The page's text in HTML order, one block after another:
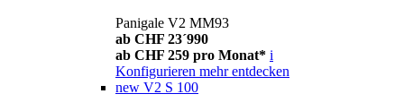
Panigale V2 MM93
ab CHF 23´990
ab CHF 259 pro Monat* i
Konfigurieren mehr entdecken
new V2 S 100